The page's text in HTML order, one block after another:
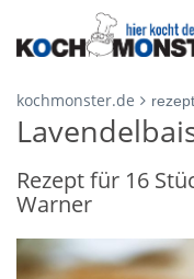
kochmonster.de rezept
Rezept für 16
Warner